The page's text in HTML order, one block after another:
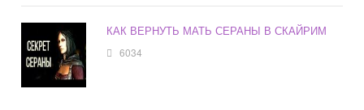
КАК ВЕРНУТЬ МАТЬ СЕРАНЫ В СКАЙРИМ
6034